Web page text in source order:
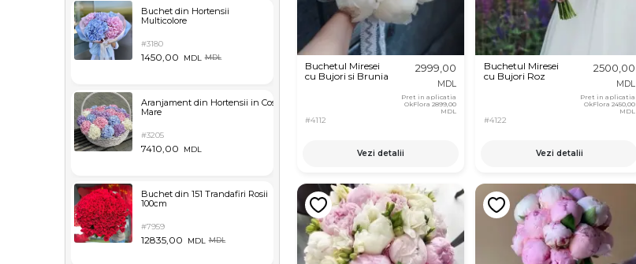
Buchet din Hortensii
Multicolore
#3180
1450,00 MDL MDL
Aranjament din Hortensii in Cos
Mare
#3205
7410,00 MDL
Buchet din 151 Trandafiri Rosii
100cm
#7959
12835,00 MDL MDL
Buchetul Miresei
cu Bujori si Brunia
#4112
2999,00
MDL
Pret in aplicatia
OkFlora 2899,00
MDL
Vezi detalii
Buchetul Miresei
cu Bujori Roz
#4122
2500,00
MDL
Pret in aplicatia
OkFlora 2450,00
MDL
Vezi detalii